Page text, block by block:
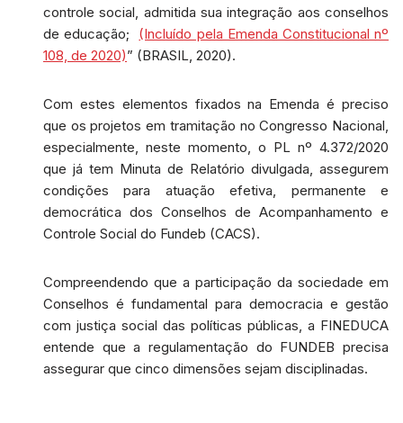
controle social, admitida sua integração aos conselhos
de educação; (Incluído pela Emenda Constitucional nº
108, de 2020)” (BRASIL, 2020).
Com estes elementos fixados na Emenda é preciso
que os projetos em tramitação no Congresso Nacional,
especialmente, neste momento, o PL nº 4.372/2020
que já tem Minuta de Relatório divulgada, assegurem
condições para atuação efetiva, permanente e
democrática dos Conselhos de Acompanhamento e
Controle Social do Fundeb (CACS).
Compreendendo que a participação da sociedade em
Conselhos é fundamental para democracia e gestão
com justiça social das políticas públicas, a FINEDUCA
entende que a regulamentação do FUNDEB precisa
assegurar que cinco dimensões sejam disciplinadas.